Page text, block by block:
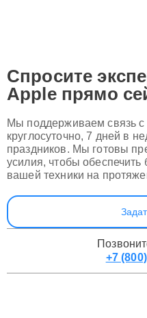
Спросите
Apple прямо
Мы поддерживаем связь
круглосуточно, 7 дней в
праздников. Мы готовы
усилия, чтобы
вашей техники на
+7